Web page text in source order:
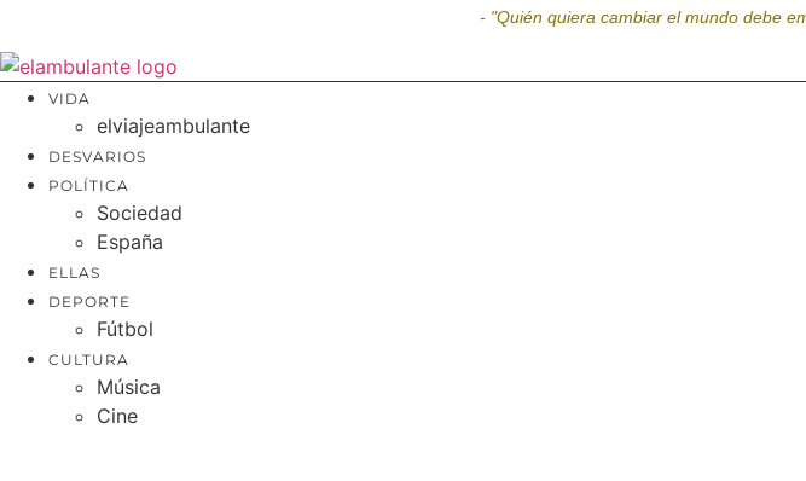
contenido
- "Quién quiera cambiar el mundo debe
VIDA
elviajeambulante
DESVARIOS
POLÍTICA
Sociedad
España
ELLAS
DEPORTE
Fútbol
CULTURA
Música
Cine